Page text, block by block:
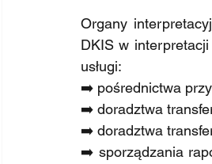
Organy
DKIS w
usługi:
➡️ pośrednictwa
➡️ doradztwa
➡️ doradztwa
➡️ sporządzania